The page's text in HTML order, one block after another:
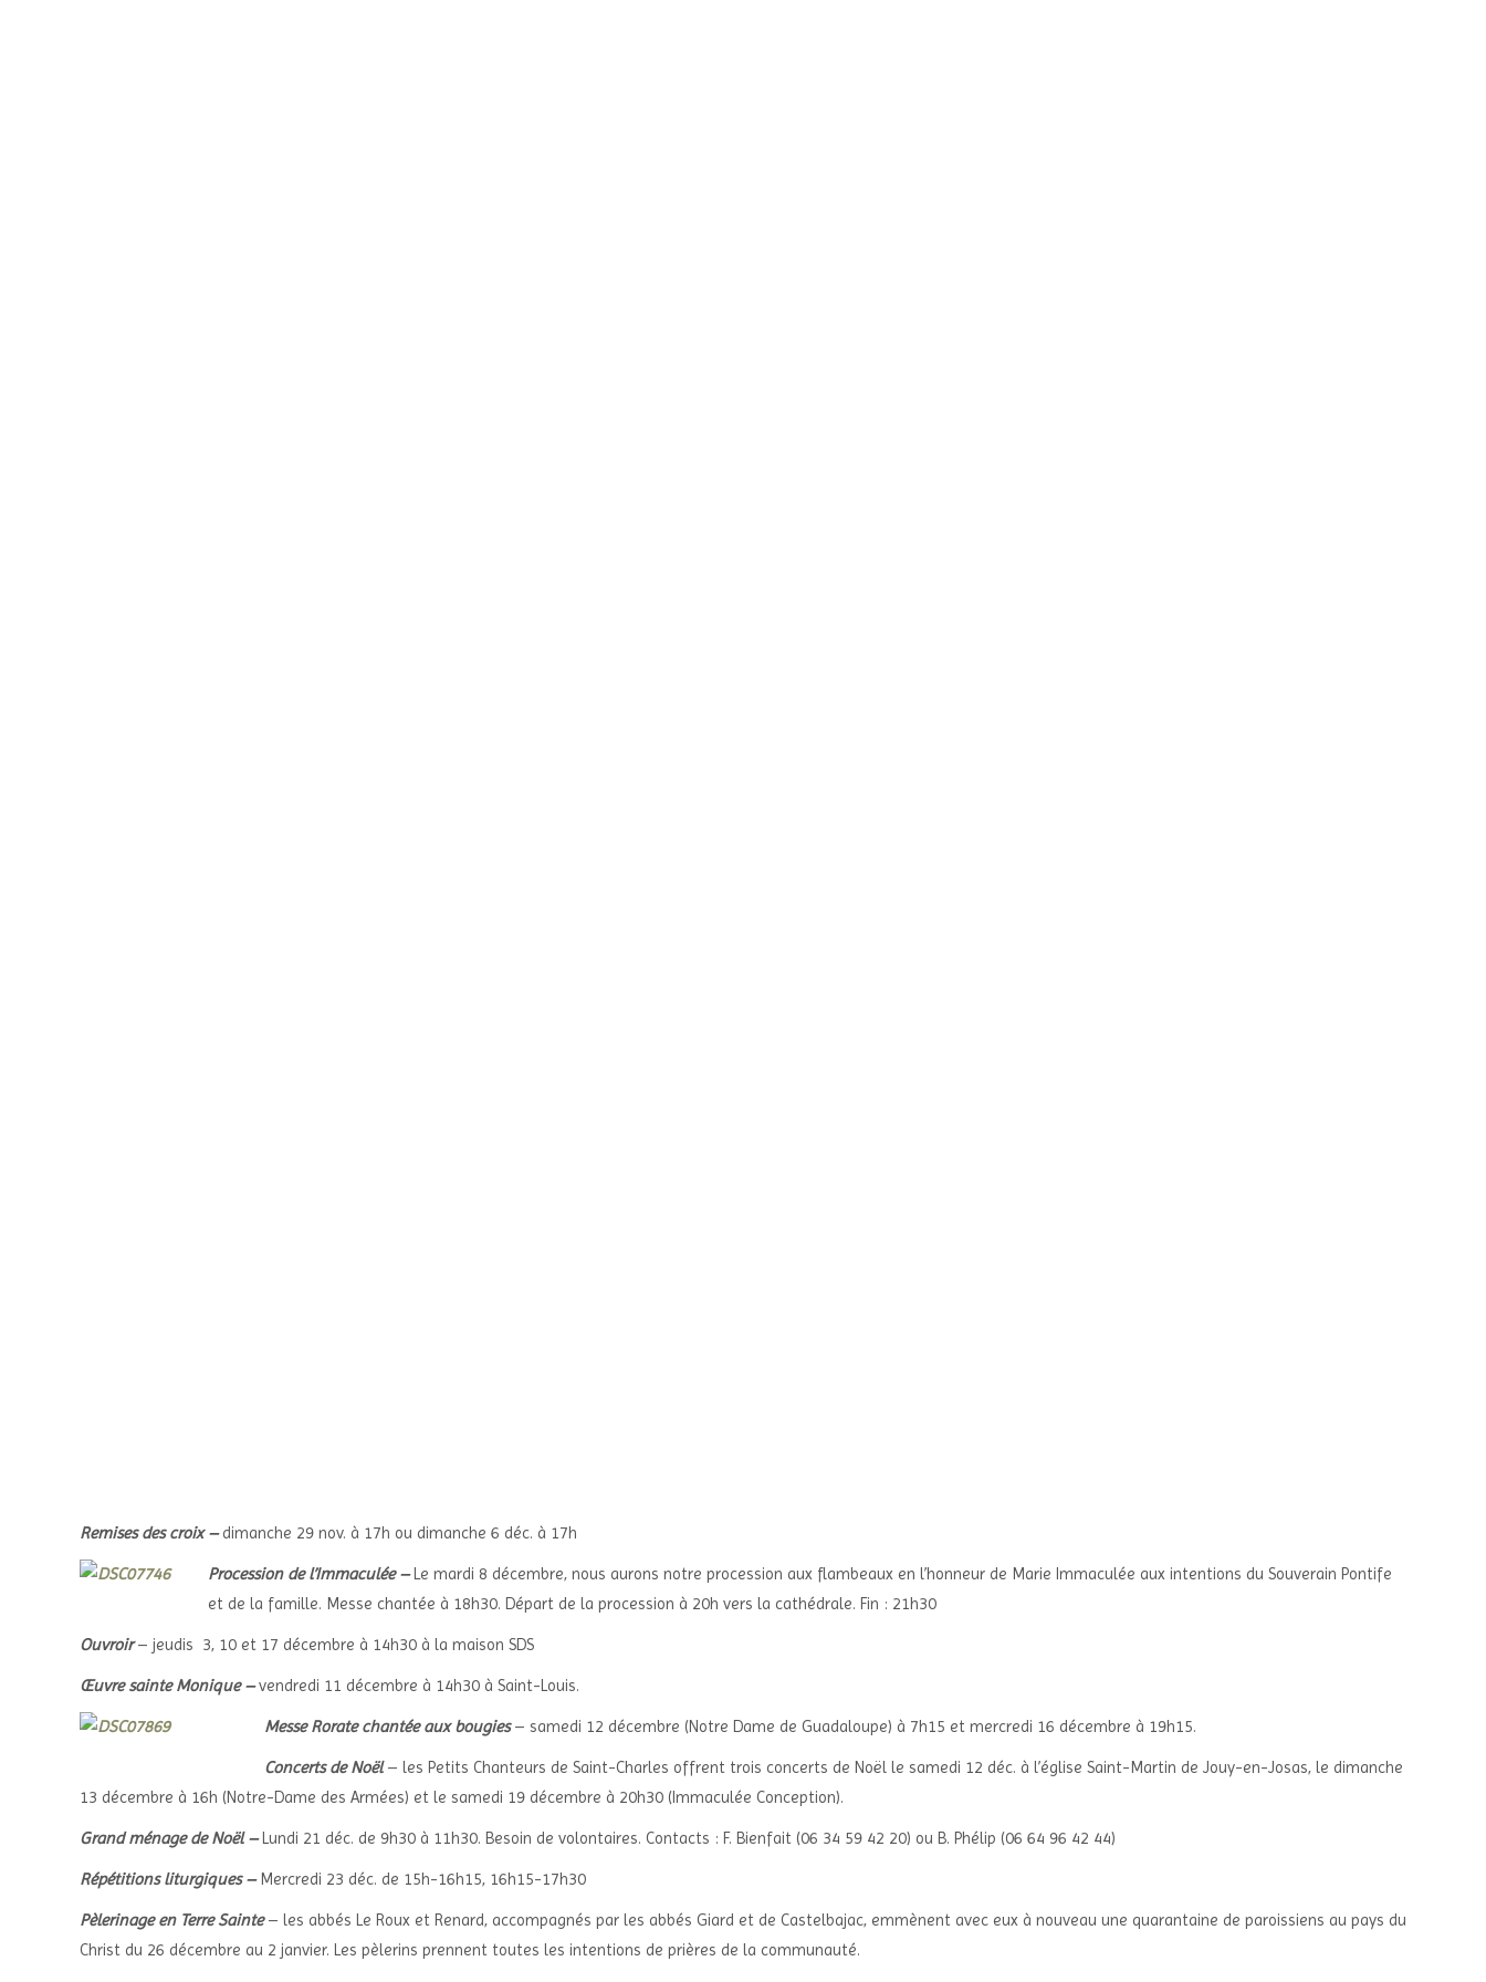
Remises des croix –dimanche 29 nov. à 17h ou dimanche 6 déc. à 17h
Procession de l’Immaculée –Le mardi 8 décembre, nous aurons notre procession aux flambeaux en l’honneur de Marie Immaculée aux intentions du Souverain Pontife
et de la famille. Messe chantée à 18h30. Départ de la procession à 20h vers la cathédrale. Fin : 21h30
Ouvroir– jeudis 3, 10 et 17 décembre à 14h30 à la maison SDS
Œuvre sainte Monique –vendredi 11 décembre à 14h30 à Saint-Louis.
Messe Rorate chantée aux bougies– samedi 12 décembre (Notre Dame de Guadaloupe) à 7h15 et mercredi 16 décembre à 19h15.
Concerts de Noël– les Petits Chanteurs de Saint-Charles offrent trois concerts de Noël le samedi 12 déc. à l’église Saint-Martin de Jouy-en-Josas, le dimanche
13 décembre à 16h (Notre-Dame des Armées) et le samedi 19 décembre à 20h30 (Immaculée Conception).
Grand ménage de Noël–Lundi 21 déc. de 9h30 à 11h30. Besoin de volontaires. Contacts : F. Bienfait (06 34 59 42 20) ou B. Phélip (06 64 96 42 44)
Répétitions liturgiques– Mercredi 23 déc. de 15h-16h15, 16h15-17h30
Pèlerinage en Terre Sainte– les abbés Le Roux et Renard, accompagnés par les abbés Giard et de Castelbajac, emmènent avec eux à nouveau une quarantaine de paroissiens au pays du
Christ du 26 décembre au 2 janvier. Les pèlerins prennent toutes les intentions de prières de la communauté.